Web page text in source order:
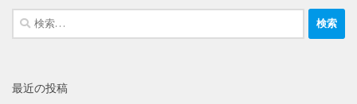
検
索:
最近の投稿